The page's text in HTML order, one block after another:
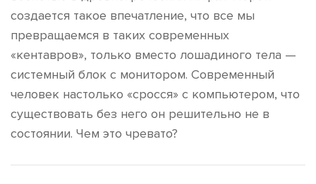
создается такое впечатление, что все мы
превращаемся в таких современных
«кентавров», только вместо лошадиного тела —
системный блок с монитором. Современный
человек настолько «сросся» с компьютером, что
существовать без него он решительно не в
состоянии. Чем это чревато?